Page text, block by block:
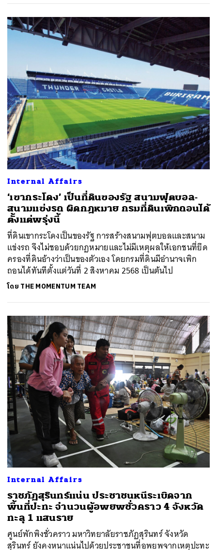
Internal Affairs
‘เขากระโดง’ เป็นที่ดินของรัฐ สนามฟุตบอล-
สนามแข่งรถ ผิดกฎหมาย กรมที่ดินเพิกถอนได้
ตั้งแต่พรุ่งนี้
ที่ดินเขากระโดงเป็นของรัฐ การสร้างสนามฟุตบอลและสนาม
แข่งรถ จึงไม่ชอบด้วยกฎหมายและไม่มีเหตุผลให้เอกชนที่ยึด
ครองที่ดินอ้างว่าเป็นของตัวเอง โดยกรมที่ดินมีอำนาจเพิก
ถอนได้ทันทีตั้งแต่วันที่ 2 สิงหาคม 2568 เป็นต้นไป
โดย THE MOMENTUM TEAM
Internal Affairs
ราชภัฏสุรินทร์แน่น ประชาชนหนีระเบิดจาก
พื้นที่ปะทะ จำนวนผู้อพยพชั่วคราว 4 จังหวัด
ทะลุ 1 แสนราย
ศูนย์พักพิงชั่วคราว มหาวิทยาลัยราชภัฏสุรินทร์ จังหวัด
สุรินทร์ ยังคงหนาแน่นไปด้วยประชาชนที่อพยพจากเหตุปะทะ